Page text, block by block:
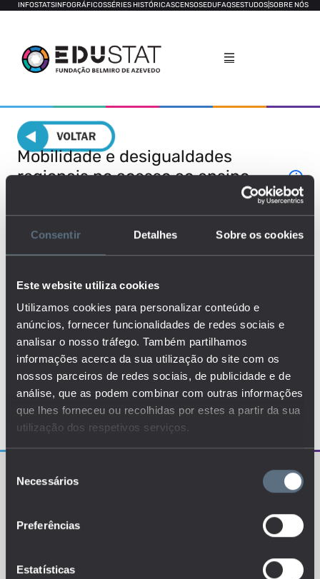
Consentir Detalhes Sobre os cookies
Este website utiliza cookies
Utilizamos cookies para personalizar conteúdo e
anúncios, fornecer funcionalidades de redes sociais e
analisar o nosso tráfego. Também partilhamos
informações acerca da sua utilização do site com os
nossos parceiros de redes sociais, de publicidade e de
análise, que as podem combinar com outras informações
que lhes forneceu ou recolhidas por estes a partir da sua
utilização dos respetivos serviços.
Necessários
Preferências
Estatísticas
INFOSTATSINFOGRÁFICOSSÉRIES HISTÓRICASCENSOSEDUFAQSESTUDOSSOBRE NÓS
Mobilidade e desigualdades
regionais no acesso ao ensino
TAXA DE PARTICIPAÇÃO MUNICÍPIO DE DESTINO
conhecimento da situação atual, tendências de